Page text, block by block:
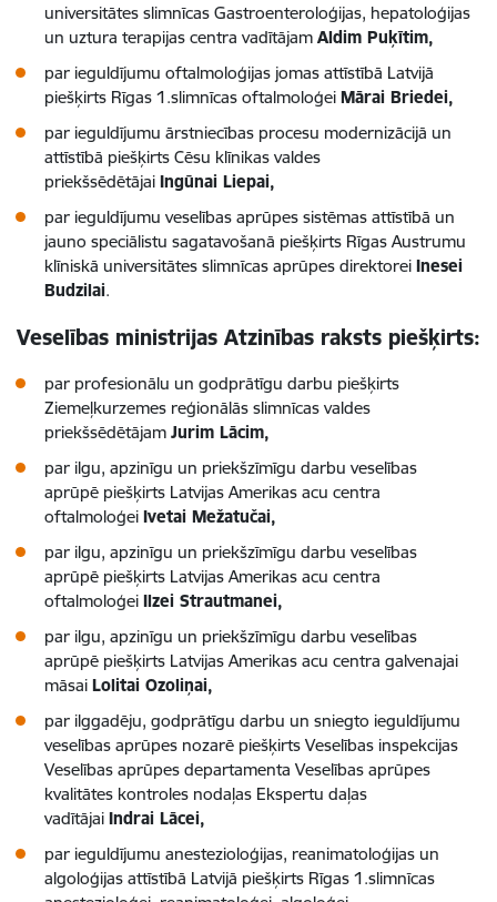
universitātes slimnīcas Gastroenteroloģijas, hepatoloģijas
un uztura terapijas centra vadītājam Aldim Puķītim,
par ieguldījumu oftalmoloģijas jomas attīstībā Latvijā
piešķirts Rīgas 1.slimnīcas oftalmoloģei Mārai Briedei,
par ieguldījumu ārstniecības procesu modernizācijā un
attīstībā piešķirts Cēsu klīnikas valdes
priekšsēdētājai Ingūnai Liepai,
par ieguldījumu veselības aprūpes sistēmas attīstībā un
jauno speciālistu sagatavošanā piešķirts Rīgas Austrumu
klīniskā universitātes slimnīcas aprūpes direktorei Inesei
Budzilai.
Veselības ministrijas Atzinības raksts piešķirts:
par profesionālu un godprātīgu darbu piešķirts
Ziemeļkurzemes reģionālās slimnīcas valdes
priekšsēdētājam Jurim Lācim,
par ilgu, apzinīgu un priekšzīmīgu darbu veselības
aprūpē piešķirts Latvijas Amerikas acu centra
oftalmoloģei Ivetai Mežatučai,
par ilgu, apzinīgu un priekšzīmīgu darbu veselības
aprūpē piešķirts Latvijas Amerikas acu centra
oftalmoloģei Ilzei Strautmanei,
par ilgu, apzinīgu un priekšzīmīgu darbu veselības
aprūpē piešķirts Latvijas Amerikas acu centra galvenajai
māsai Lolitai Ozoliņai,
par ilggadēju, godprātīgu darbu un sniegto ieguldījumu
veselības aprūpes nozarē piešķirts Veselības inspekcijas
Veselības aprūpes departamenta Veselības aprūpes
kvalitātes kontroles nodaļas Ekspertu daļas
vadītājai Indrai Lācei,
par ieguldījumu anestezioloģijas, reanimatoloģijas un
algoloģijas attīstībā Latvijā piešķirts Rīgas 1.slimnīcas